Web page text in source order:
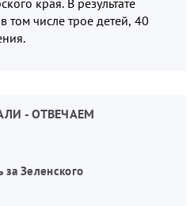
края. В результате
том числе трое детей, 40
- ОТВЕЧАЕМ
за Зеленского